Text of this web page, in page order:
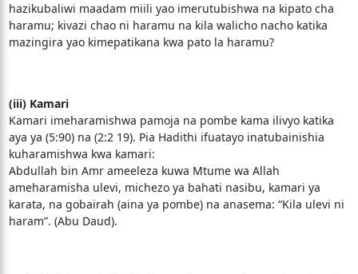
hazikubaliwi maadam miili yao imerutubishwa na kipato cha
haramu; kivazi chao ni haramu na kila walicho nacho katika
mazingira yao kimepatikana kwa pato la haramu?
(iii) Kamari
Kamari imeharamishwa pamoja na pombe kama ilivyo katika
aya ya (5:90) na (2:2 19). Pia Hadithi ifuatayo inatubainishia
kuharamishwa kwa kamari:
Abdullah bin Amr ameeleza kuwa Mtume wa Allah
ameharamisha ulevi, michezo ya bahati nasibu, kamari ya
karata, na gobairah (aina ya pombe) na anasema: “Kila ulevi ni
haram”. (Abu Daud).